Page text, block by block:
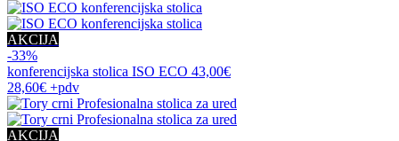
AKCIJA
-33%
konferencijska stolica ISO ECO 43,00€
28,60€ +pdv
AKCIJA